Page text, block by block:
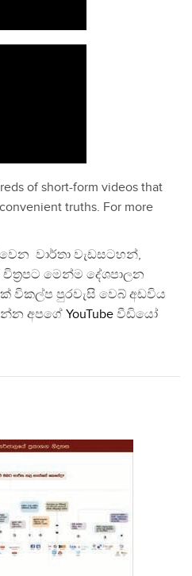
of short-form videos that
truths. For more
වාර්තා වැඩසටහන්,
මෙන්ම දේශපාලන
විකල්ප පුරවැසි වෙබ් අඩවිය
අපගේ YouTube වීඩියෝ